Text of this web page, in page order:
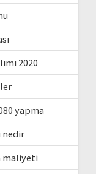
2020
yapma
nedir
maliyeti